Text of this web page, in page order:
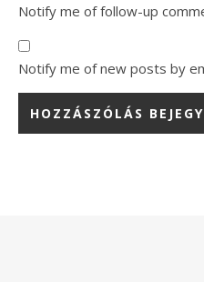
Notify me of follow-up
Notify me of new posts by